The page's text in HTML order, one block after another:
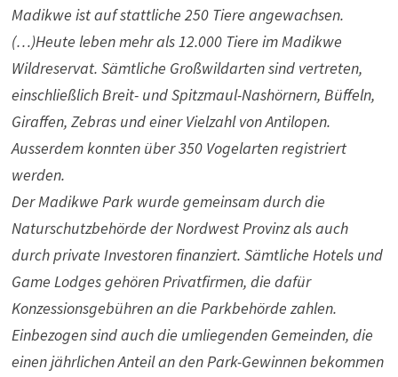
Madikwe ist auf stattliche 250 Tiere angewachsen.
(…)Heute leben mehr als 12.000 Tiere im Madikwe
Wildreservat. Sämtliche Großwildarten sind vertreten,
einschließlich Breit- und Spitzmaul-Nashörnern, Büffeln,
Giraffen, Zebras und einer Vielzahl von Antilopen.
Ausserdem konnten über 350 Vogelarten registriert
werden.
Der Madikwe Park wurde gemeinsam durch die
Naturschutzbehörde der Nordwest Provinz als auch
durch private Investoren finanziert. Sämtliche Hotels und
Game Lodges gehören Privatfirmen, die dafür
Konzessionsgebühren an die Parkbehörde zahlen.
Einbezogen sind auch die umliegenden Gemeinden, die
einen jährlichen Anteil an den Park-Gewinnen bekommen